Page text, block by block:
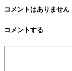
コメントはありません
コメントする